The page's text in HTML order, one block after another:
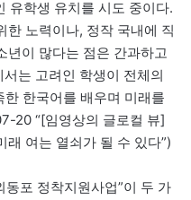
유학생 유치를 시도 중이다.
한 노력이나, 정작 국내에 직
년이 많다는 점은 간과하고
는 고려인 학생이 전체의
한국어를 배우며 미래를
20 “[임영상의 글로컬 뷰]
래 여는 열쇠가 될 수 있다”)
포 정착지원사업”이 두 가